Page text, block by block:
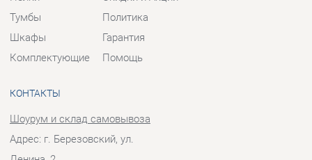
Адрес: г. Березовский, ул.
Ленина, 2
Телефон: +7 (343) 383-57-83
Отправить сообщение